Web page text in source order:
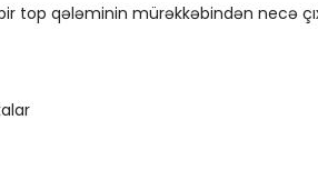
top qələminin mürəkkəbindən necə